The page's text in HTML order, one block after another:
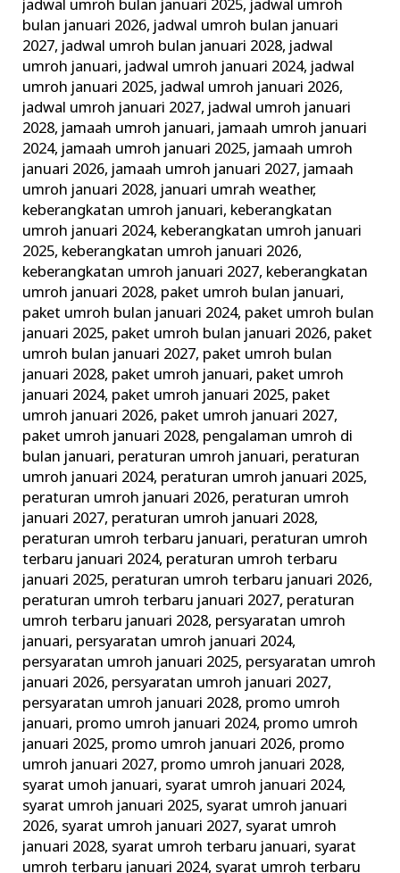
jadwal umroh bulan januari 2025, jadwal umroh
bulan januari 2026, jadwal umroh bulan januari
2027, jadwal umroh bulan januari 2028, jadwal
umroh januari, jadwal umroh januari 2024, jadwal
umroh januari 2025, jadwal umroh januari 2026,
jadwal umroh januari 2027, jadwal umroh januari
2028, jamaah umroh januari, jamaah umroh januari
2024, jamaah umroh januari 2025, jamaah umroh
januari 2026, jamaah umroh januari 2027, jamaah
umroh januari 2028, januari umrah weather,
keberangkatan umroh januari, keberangkatan
umroh januari 2024, keberangkatan umroh januari
2025, keberangkatan umroh januari 2026,
keberangkatan umroh januari 2027, keberangkatan
umroh januari 2028, paket umroh bulan januari,
paket umroh bulan januari 2024, paket umroh bulan
januari 2025, paket umroh bulan januari 2026, paket
umroh bulan januari 2027, paket umroh bulan
januari 2028, paket umroh januari, paket umroh
januari 2024, paket umroh januari 2025, paket
umroh januari 2026, paket umroh januari 2027,
paket umroh januari 2028, pengalaman umroh di
bulan januari, peraturan umroh januari, peraturan
umroh januari 2024, peraturan umroh januari 2025,
peraturan umroh januari 2026, peraturan umroh
januari 2027, peraturan umroh januari 2028,
peraturan umroh terbaru januari, peraturan umroh
terbaru januari 2024, peraturan umroh terbaru
januari 2025, peraturan umroh terbaru januari 2026,
peraturan umroh terbaru januari 2027, peraturan
umroh terbaru januari 2028, persyaratan umroh
januari, persyaratan umroh januari 2024,
persyaratan umroh januari 2025, persyaratan umroh
januari 2026, persyaratan umroh januari 2027,
persyaratan umroh januari 2028, promo umroh
januari, promo umroh januari 2024, promo umroh
januari 2025, promo umroh januari 2026, promo
umroh januari 2027, promo umroh januari 2028,
syarat umoh januari, syarat umroh januari 2024,
syarat umroh januari 2025, syarat umroh januari
2026, syarat umroh januari 2027, syarat umroh
januari 2028, syarat umroh terbaru januari, syarat
umroh terbaru januari 2024, syarat umroh terbaru